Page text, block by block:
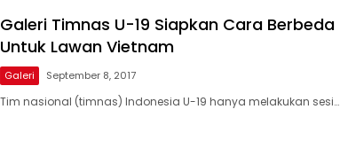
Galeri Timnas U-19 Siapkan Cara Berbeda
Untuk Lawan Vietnam
Galeri September 8, 2017
Tim nasional (timnas) Indonesia U-19 hanya melakukan sesi…